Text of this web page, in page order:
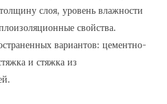
слоя, уровень влажности
свойства.
вариантов: цементно-
и стяжка из